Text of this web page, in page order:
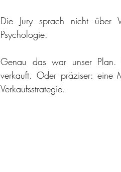
Die Jury sprach nicht über
Psychologie.
Genau das war unser Plan.
verkauft. Oder präziser: eine
Verkaufsstrategie.